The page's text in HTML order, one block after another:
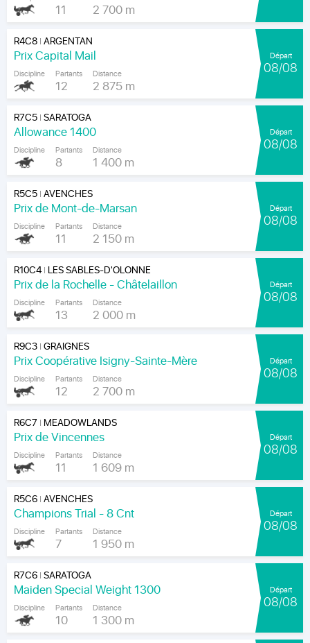
11 2 700 m
R4C8|ARGENTAN
Prix Capital Mail
Discipline Partants
12
Distance
2 875 m
Départ
08/08
R7C5|SARATOGA
Allowance 1400
Discipline Partants
8
Distance
1 400 m
Départ
08/08
R5C5|AVENCHES
Prix de Mont-de-Marsan
Discipline Partants
11
Distance
2 150 m
Départ
08/08
R10C4| LES SABLES-D'OLONNE
Prix de la Rochelle - Châtelaillon
Discipline Partants
13
Distance
2 000 m
Départ
08/08
R9C3|GRAIGNES
Prix Coopérative Isigny-Sainte-Mère
Discipline Partants
12
Distance
2 700 m
Départ
08/08
R6C7 | MEADOWLANDS
Prix de Vincennes
Discipline Partants
11
Distance
1 609 m
Départ
08/08
R5C6|AVENCHES
Champions Trial - 8 Cnt
Discipline Partants
7
Distance
1 950 m
Départ
08/08
R7C6|SARATOGA
Maiden Special Weight 1300
Discipline Partants
10
Distance
1 300 m
Départ
08/08